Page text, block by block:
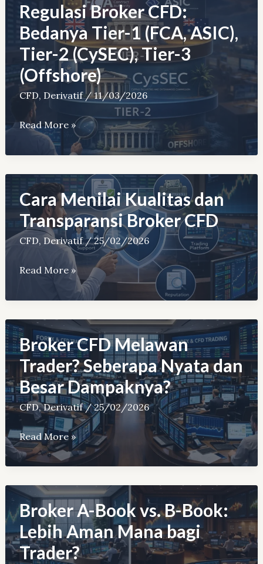
Regulasi Broker CFD:
Bedanya Tier-1 (FCA, ASIC),
Tier-2 (CySEC), Tier-3
(Offshore)
CFD, Derivatif/11/03/2026
Regulasi
Broker
CFD:
Bedanya
Tier-
(FCA,
ASIC),
3
(Offshore)
Read More »
Cara Menilai Kualitas dan
Transparansi Broker CFD
CFD, Derivatif/25/02/2026
Cara
Kualitas
dan
Transparansi
Broker
CFD
Read More »
Broker CFD Melawan
Trader? Seberapa Nyata dan
Besar Dampaknya?
CFD,Derivatif/25/02/2026
Broker
CFD
Melawan
Trader?
Seberapa
Nyata
dan
Besar
Read More »
Broker A-Book vs. B-Book:
Lebih Aman Mana bagi
Trader?